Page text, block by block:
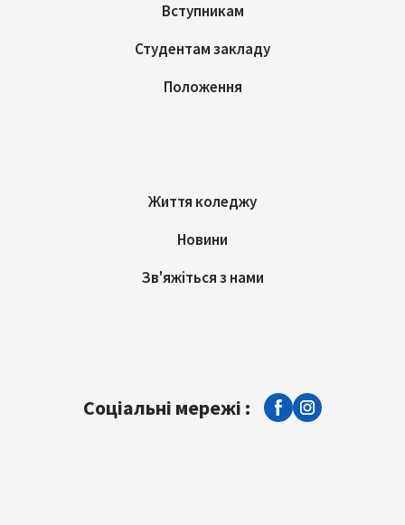
Вступникам
Студентам закладу
Положення
Життя коледжу
Новини
Зв'яжіться з нами
Соціальні мережі :